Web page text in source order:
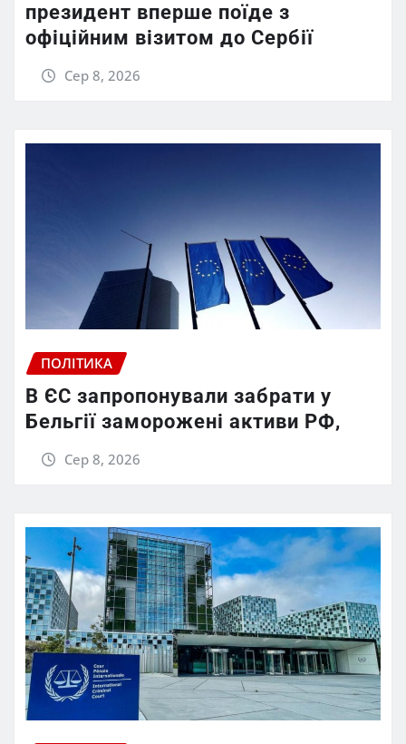
президент вперше поїде з
офіційним візитом до Сербії
Сер 8, 2026
ПОЛІТИКА
В ЄС запропонували забрати у
Бельгії заморожені активи РФ,
Сер 8, 2026